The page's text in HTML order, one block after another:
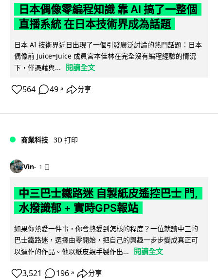
日本偶像零編程知識 靠 AI 搞了一整個
直播系統 在日本技術界成為話題
日本 AI 技術界近日出現了一個引發廣泛討論的熱門話題：日本
偶像前 Juice=Juice 成員宮本佳林在完全沒有編程經驗的情況
下，僅憑藉與...
閱讀全文
564 49 ↗ 分享
商業科技 3D 打印
Vin 1 日
中三巴士鐵路迷 自製紙皮遙控巴士 門,
水撥識郁 + 實時GPS報站
如果你熱愛一件事，你會熱愛到怎樣的程度？一位就讀中三的
巴士鐵路迷，選擇由零開始，把自己的興趣一步步變成真正可
以運作的作品。他以紙皮親手製作出...
閱讀全文
3,521 196 ↗ 分享